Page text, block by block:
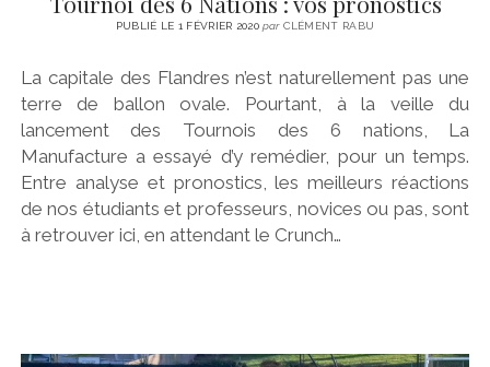
PUBLIÉ LE 1 FÉVRIER 2020parCLÉMENT RABU
La capitale des Flandres n’est naturellement pas une
terre de ballon ovale. Pourtant, à la veille du
lancement des Tournois des 6 nations, La
Manufacture a essayé d’y remédier, pour un temps.
Entre analyse et pronostics, les meilleurs réactions
de nos étudiants et professeurs, novices ou pas, sont
à retrouver ici, en attendant le Crunch…